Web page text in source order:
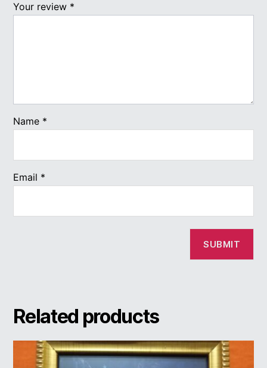
Your review *
Name *
Email *
Related products